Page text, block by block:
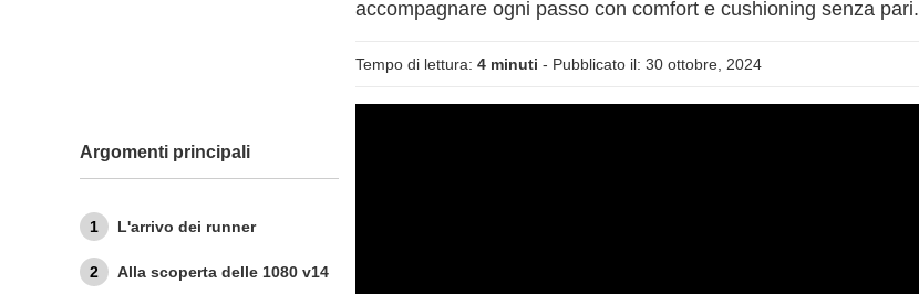
accompagnare ogni passo con comfort e cushioning senza pari.
Tempo di lettura: 4 minuti - Pubblicato il: 30 ottobre, 2024
Argomenti principali
L'arrivo dei runner
Alla scoperta delle 1080 v14